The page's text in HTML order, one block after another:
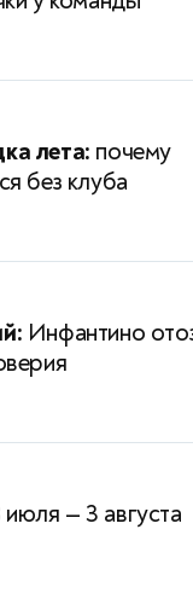
лета: почему
без клуба
Инфантино
июля — 3 августа